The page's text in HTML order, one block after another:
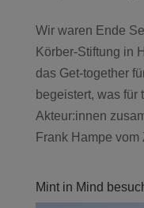
Wir waren Ende
Körber-Stiftung in
das Get-together
begeistert, was für
Akteur:innen
Frank Hampe
Mint in Mind